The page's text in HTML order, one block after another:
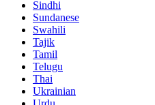
Sindhi
Sundanese
Swahili
Tajik
Tamil
Telugu
Thai
Ukrainian